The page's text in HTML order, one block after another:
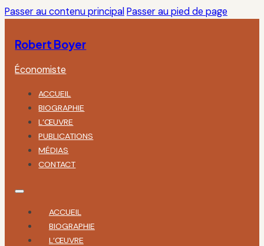
Passer au contenu principal Passer au pied de page
Robert Boyer
Économiste
ACCUEIL
BIOGRAPHIE
L’ŒUVRE
PUBLICATIONS
MÉDIAS
CONTACT
ACCUEIL
BIOGRAPHIE
L’ŒUVRE